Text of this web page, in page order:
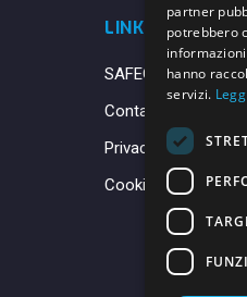
LINK UTILI
SAFEGUARDING
Contatti
Privacy Policy
Cookie Policy
partner
potrebbero
hanno
servizi.